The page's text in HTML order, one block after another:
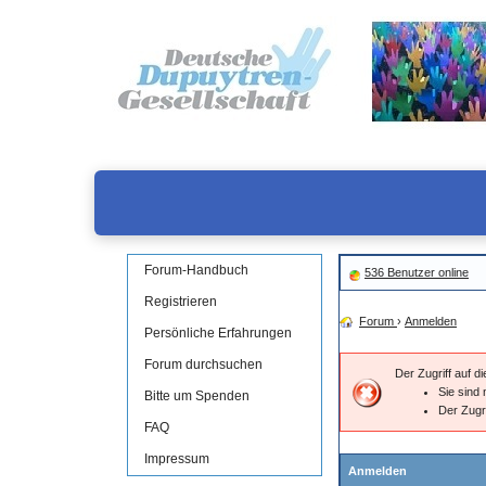
Forum-Handbuch
Registrieren
Persönliche Erfahrungen
Forum durchsuchen
Bitte um Spenden
FAQ
Impressum
536 Benutzer online
Forum › Anmelden
Der Zugriff auf
Sie sind
Der
Anmelden